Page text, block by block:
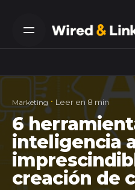
content
Marketing Leer en 8 min
6
inteligencia
creación de